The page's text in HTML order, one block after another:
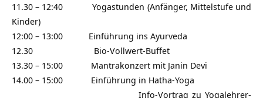
11.30 – 12:40 Yogastunden (Anfänger, Mittelstufe und
Kinder)
12:00 – 13:00 Einführung ins Ayurveda
12.30 Bio-Vollwert-Buffet
13.30 – 15:00 Mantrakonzert mit Janin Devi
14.00 – 15:00 Einführung in Hatha-Yoga
Info-Vortrag zu Yogalehrer-